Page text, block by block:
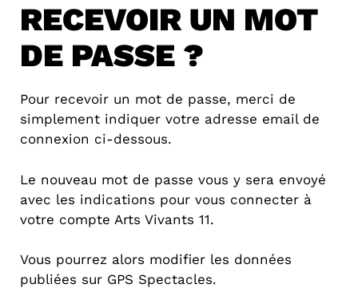
RECEVOIR UN MOT
DE PASSE ?
Pour recevoir un mot de passe, merci de
simplement indiquer votre adresse email de
connexion ci-dessous.
Le nouveau mot de passe vous y sera envoyé
avec les indications pour vous connecter à
votre compte Arts Vivants 11.
Vous pourrez alors modifier les données
publiées sur GPS Spectacles.